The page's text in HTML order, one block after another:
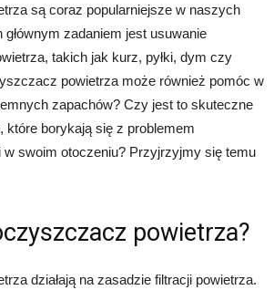
są coraz popularniejsze w naszych
zadaniem jest usuwanie
takich jak kurz, pyłki, dym czy
powietrza może również pomóc w
zapachów? Czy jest to skuteczne
które borykają się z problemem
w swoim otoczeniu? Przyjrzyjmy się temu
powietrza?
działają na zasadzie filtracji powietrza.